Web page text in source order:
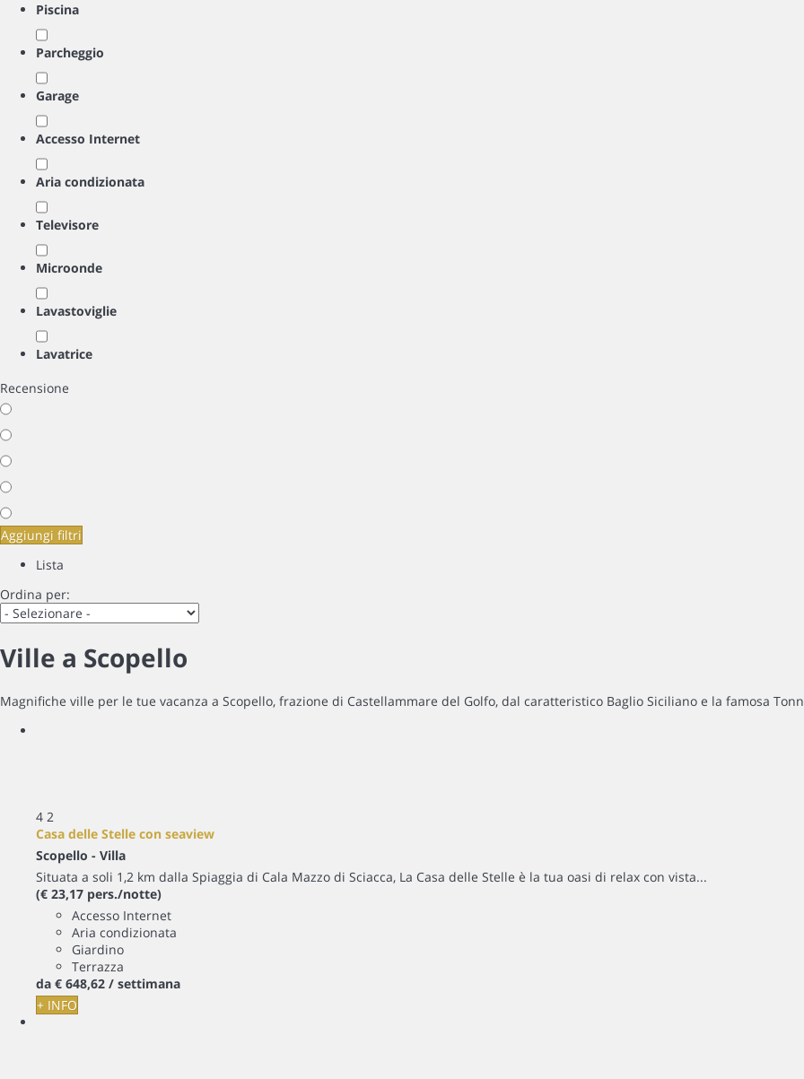
Piscina
Parcheggio
Garage
Accesso Internet
Aria condizionata
Televisore
Microonde
Lavastoviglie
Lavatrice
Recensione
Aggiungi filtri
Lista
Ordina per:
Ville a Scopello
Magnifiche ville per le tue vacanza a Scopello, frazione di Castellammare del Golfo, dal caratteristico Baglio Siciliano e la famosa
4 2
Casa delle Stelle con seaview
Scopello - Villa
Situata a soli 1,2 km dalla Spiaggia di Cala Mazzo di Sciacca, La Casa delle Stelle è la tua oasi di relax con vista...
(€ 23,17 pers./notte)
Accesso Internet
Aria condizionata
Giardino
Terrazza
da € 648,62 / settimana
+ INFO